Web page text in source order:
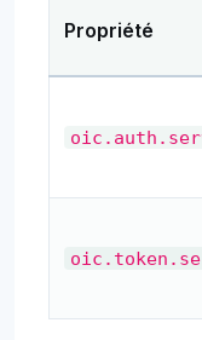
Propriété